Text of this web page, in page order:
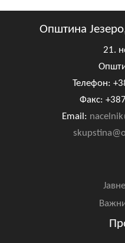
Општина
21.
Телефон:
Факс:
Email: